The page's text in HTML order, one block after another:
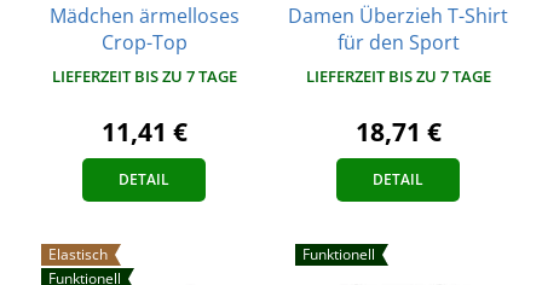
Mädchen ärmelloses
Crop-Top
LIEFERZEIT BIS ZU 7 TAGE
11,41 €
DETAIL
Damen Überzieh T-Shirt
für den Sport
LIEFERZEIT BIS ZU 7 TAGE
18,71 €
DETAIL
Elastisch
Funktionell
Funktionell